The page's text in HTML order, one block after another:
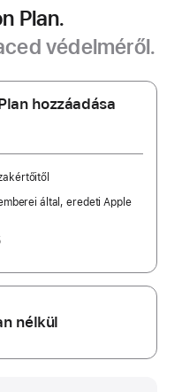
Plan.
védelméről.
hozzáadása
által, eredeti Apple
nélkül